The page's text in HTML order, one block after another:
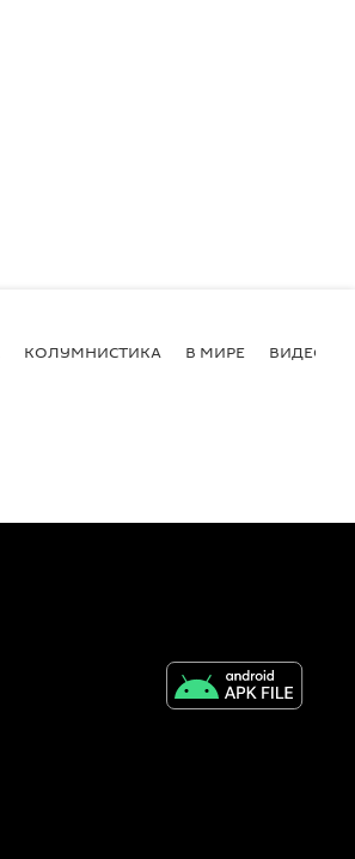
КОЛУМНИСТИКА В МИРЕ ВИДЕО